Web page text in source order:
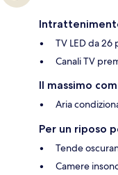
TV LED da 26
Canali TV
Il massimo
Aria
Per un riposo
Tende
Camere